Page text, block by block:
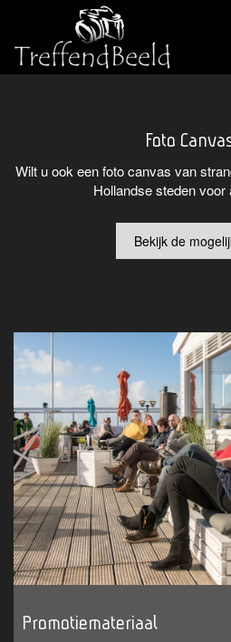
Foto
Wilt u ook een foto canvas van
Hollandse steden voor
Bekijk de
Promotiemateriaal